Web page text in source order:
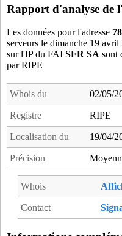
95177COR - Cormeilles-en-
95203EAB - Eaubonne (17 km)
95211ENY- Ennery (9 km)
95218NEU
95256FPN- Frepillon (9 km)
95306HHE
- Herblay (14 km)
95313ISA- L'Isle-Adam (4 km)
95323JOU- Jouy-le-Moutier
- Luzarches (18 km)
95365MRL
- Mareil-en-France
95370MAR- Marines (15 km)
95394MER
- Mery-sur-Oise (9
Rapport d'analyse de
Les données pour l'adresse
serveurs le dimanche 19
sur l'IP du FAI SFR SA sont
par RIPE
Whois du 02/05/
Registre RIPE
Localisation du 19/04/
Précision
Whois
Contact